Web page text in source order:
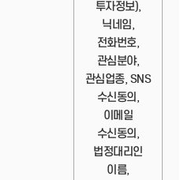
투자정보),
닉네임,
전화번호,
관심분야,
관심업종, SNS
수신동의,
이메일
수신동의,
법정대리인
이름,